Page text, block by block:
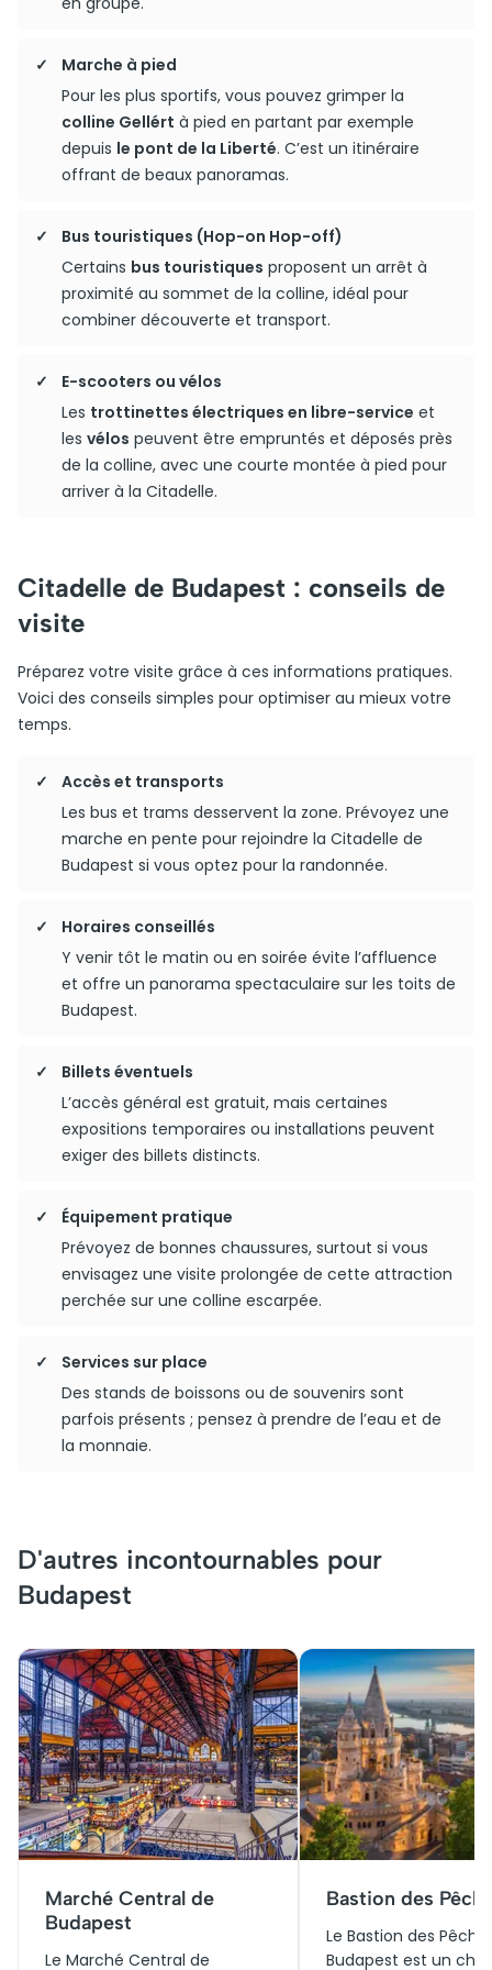
Marche à pied
Pour les plus sportifs, vous pouvez grimper la
colline Gellért à pied en partant par exemple
depuis le pont de la Liberté. C’est un itinéraire
offrant de beaux panoramas.
Bus touristiques (Hop-on Hop-off)
Certains bus touristiques proposent un arrêt à
proximité au sommet de la colline, idéal pour
combiner découverte et transport.
E-scooters ou vélos
Les trottinettes électriques en libre-service et
les vélos peuvent être empruntés et déposés près
de la colline, avec une courte montée à pied pour
arriver à la Citadelle.
Citadelle de Budapest : conseils de
visite
Préparez votre visite grâce à ces informations pratiques.
Voici des conseils simples pour optimiser au mieux votre
temps.
Accès et transports
Les bus et trams desservent la zone. Prévoyez une
marche en pente pour rejoindre la Citadelle de
Budapest si vous optez pour la randonnée.
Horaires conseillés
Y venir tôt le matin ou en soirée évite l’affluence
et offre un panorama spectaculaire sur les toits de
Budapest.
Billets éventuels
L’accès général est gratuit, mais certaines
expositions temporaires ou installations peuvent
exiger des billets distincts.
Équipement pratique
Prévoyez de bonnes chaussures, surtout si vous
envisagez une visite prolongée de cette attraction
perchée sur une colline escarpée.
Services sur place
Des stands de boissons ou de souvenirs sont
parfois présents ; pensez à prendre de l’eau et de
la monnaie.
D'autres incontournables pour
Budapest
Marché Central de
Budapest
Le Marché Central de
Bastion des
Le Bastion des
Budapest est un